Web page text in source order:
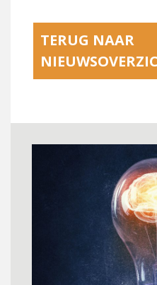
TERUG NAAR